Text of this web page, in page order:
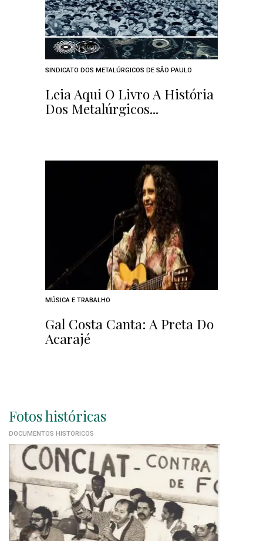
SINDICATO DOS METALÚRGICOS DE SÃO PAULO
Leia Aqui O Livro A História
Dos Metalúrgicos...
MÚSICA E TRABALHO
Gal Costa Canta: A Preta Do
Acarajé
Fotos históricas
DOCUMENTOS HISTÓRICOS